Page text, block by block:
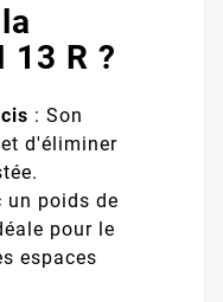
13 R ?
: Son
d'éliminer
un poids de
pour le
espaces